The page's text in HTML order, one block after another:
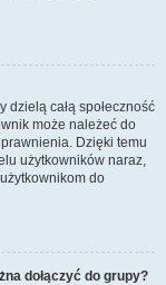
dzielą całą społeczność
może należeć do
Dzięki temu
użytkowników naraz,
do
dołączyć do grupy?